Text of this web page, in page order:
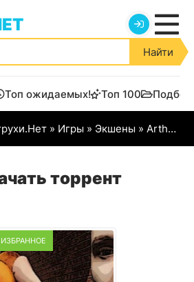
Найти
Топ ожидаемых! Топ 100
» Игры » Экшены » Arthas 2
торрент
ИЗБРАННОЕ